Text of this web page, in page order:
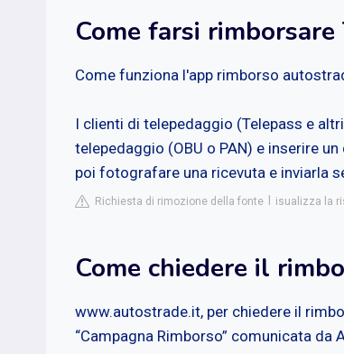
Come farsi rimborsare
Come funziona l'app rimborso
I clienti di telepedaggio (Telepass e
telepedaggio (OBU o PAN) e inserire
poi fotografare una ricevuta e inviarla
Richiesta di rimozione della fonte isualizza la
Come chiedere il
www.autostrade.it, per chiedere il
“Campagna Rimborso” comunicata